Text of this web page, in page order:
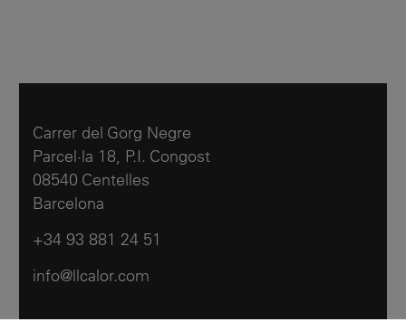
Carrer del Gorg Negre
Parcel·la 18, P.I. Congost
08540 Centelles
Barcelona
+34 93 881 24 51
info@llcalor.com